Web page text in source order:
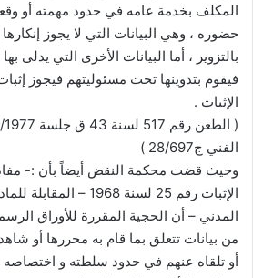
المكلف بخدمة عامه في حدود مهمته أو
حضوره ، وهي البيانات التي لا يجوز
بالتزوير ، أما البيانات الأخرى التي
فيقوم بتدوينها تحت مسئوليتهم فيجوز
الإثبات .
الفني ج28/697 )
المدني – أن الحجية المقررة للأوراق
من بيانات تتعلق بما قام به محررها أو
أو تلقاه عنهم في حدود سلطته و اختصاصه